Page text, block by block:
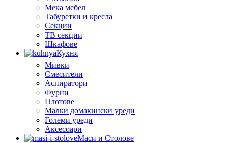
Мека мебел
Табуретки и кресла
Секции
ТВ секции
Шкафове
Кухня
Мивки
Смесители
Аспиратори
Фурни
Плотове
Малки домакински уреди
Големи уреди
Аксесоари
Маси и Столове